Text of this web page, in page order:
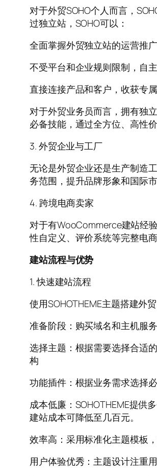
对于外贸SOHO个人而言，
过独立站，SOHO可以：
全面掌握外贸独立站的运营推
不受平台和企业规则限制，自
直接连接产品和客户，收获专
对于外贸业务员而言，拥有独
必备技能，通过全方位、高性
3. 外贸企业与工厂
无论是外贸企业还是生产制造
务范围，提升品牌形象和国际市
4. 跨境电商卖家
对于有WooCommerce建站经
性自定义、评价系统等完整电商
建站流程与优势
1. 快速建站流程
使用SOHOTHEME主题搭建外
准备阶段：购买域名和主机服
选择主题：根据需要选择合适
构
功能插件：根据业务需求选择
成本低廉：SOHOTHEME提供
建站成本可降低至几百元。
效率高：采用标准化主题模板
用户体验优秀：主题设计注重